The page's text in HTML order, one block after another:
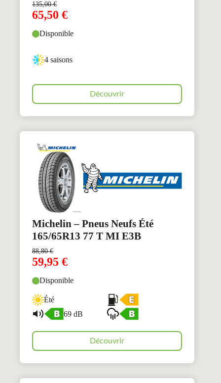
135,00€
65,50 €
Disponible
4 saisons
Découvrir
Michelin – Pneus Neufs Été
165/65R13 77 T MI E3B
88,80€
59,95 €
Disponible
Été
69 dB
Découvrir